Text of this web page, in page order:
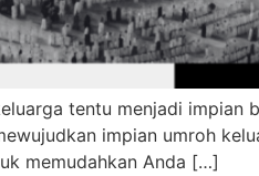
tentu menjadi impian
impian umroh
memudahkan Anda […]